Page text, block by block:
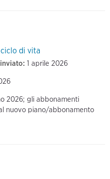
di vita
1 aprile 2026
2026; gli abbonamenti
nuovo piano/abbonamento